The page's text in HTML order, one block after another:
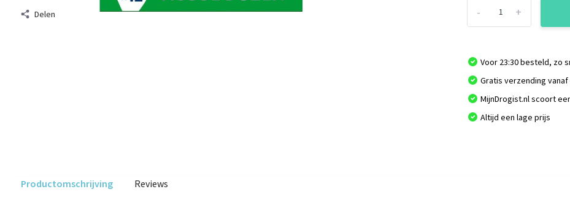
Delen +
-
Voor 23:30 besteld, zo
Gratis verzending vanaf
MijnDrogist.nl scoort
Altijd een lage prijs
Productomschrijving Reviews